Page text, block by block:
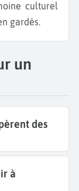
culturel
gardés.
un
des
à